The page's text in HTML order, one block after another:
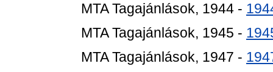
MTA Tagajánlások, 1944 -
MTA Tagajánlások, 1945 -
MTA Tagajánlások, 1947 -